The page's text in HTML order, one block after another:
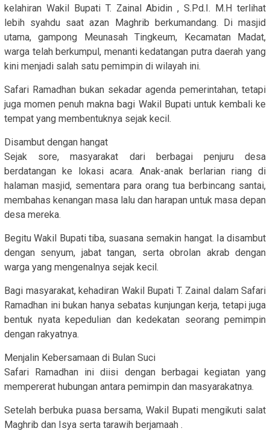
kelahiran Wakil Bupati T. Zainal Abidin , S.Pd.I. M.H terlihat
lebih syahdu saat azan Maghrib berkumandang. Di masjid
utama, gampong Meunasah Tingkeum, Kecamatan Madat,
warga telah berkumpul, menanti kedatangan putra daerah yang
kini menjadi salah satu pemimpin di wilayah ini.
Safari Ramadhan bukan sekadar agenda pemerintahan, tetapi
juga momen penuh makna bagi Wakil Bupati untuk kembali ke
tempat yang membentuknya sejak kecil.
Disambut dengan hangat
Sejak sore, masyarakat dari berbagai penjuru desa
berdatangan ke lokasi acara. Anak-anak berlarian riang di
halaman masjid, sementara para orang tua berbincang santai,
membahas kenangan masa lalu dan harapan untuk masa depan
desa mereka.
Begitu Wakil Bupati tiba, suasana semakin hangat. Ia disambut
dengan senyum, jabat tangan, serta obrolan akrab dengan
warga yang mengenalnya sejak kecil.
Bagi masyarakat, kehadiran Wakil Bupati T. Zainal dalam Safari
Ramadhan ini bukan hanya sebatas kunjungan kerja, tetapi juga
bentuk nyata kepedulian dan kedekatan seorang pemimpin
dengan rakyatnya.
Menjalin Kebersamaan di Bulan Suci
Safari Ramadhan ini diisi dengan berbagai kegiatan yang
mempererat hubungan antara pemimpin dan masyarakatnya.
Setelah berbuka puasa bersama, Wakil Bupati mengikuti salat
Maghrib dan Isya serta tarawih berjamaah .